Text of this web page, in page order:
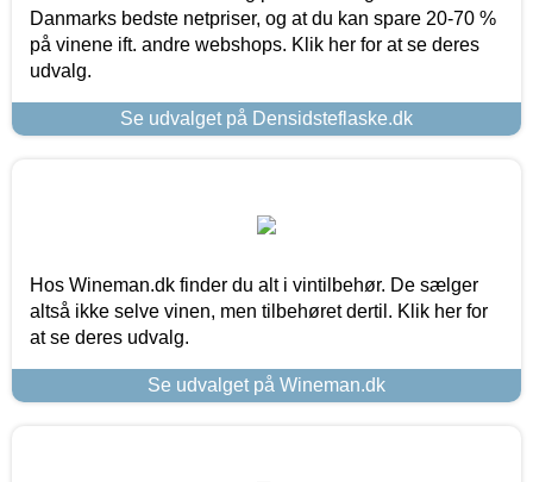
Danmarks bedste netpriser, og at du kan spare 20-70 %
på vinene ift. andre webshops. Klik her for at se deres
udvalg.
Se udvalget på Densidsteflaske.dk
Hos Wineman.dk finder du alt i vintilbehør. De sælger
altså ikke selve vinen, men tilbehøret dertil. Klik her for
at se deres udvalg.
Se udvalget på Wineman.dk